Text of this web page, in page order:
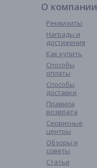
О компании
Реквизиты
Награды и
достижения
Как купить
Способы
оплаты
Способы
доставки
Правила
возврата
Сервисные
центры
Обзоры и
советы
Статьи